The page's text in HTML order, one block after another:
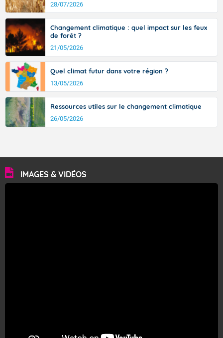
avec des pointes jusqu'à 37 à 38 degrés dans l'arrière-
pays varois et en vallée de la Garonne.
28/07/2026
Changement climatique : quel impact sur les feux
de forêt ?
21/05/2026
Quel climat futur dans votre région ?
13/05/2026
Ressources utiles sur le changement climatique
26/05/2026
IMAGES & VIDÉOS